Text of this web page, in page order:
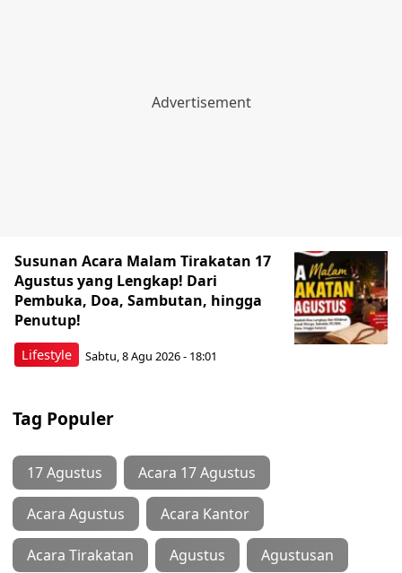
Lifestyle
Susunan Acara Malam Tirakatan 17
Agustus yang Lengkap! Dari
Pembuka, Doa, Sambutan, hingga
Penutup!
Sabtu, 8 Agu 2026 - 18:01
Tag Populer
17 Agustus Acara 17 Agustus
Acara Agustus Acara Kantor
Acara Tirakatan Agustus Agustusan